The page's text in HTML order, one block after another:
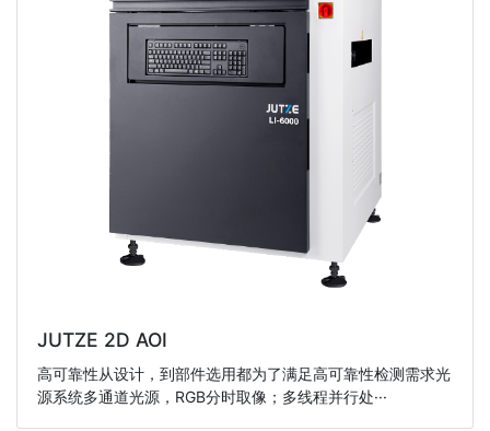
JUTZE 2D AOI
高可靠性从设计，到部件选用都为了满足高可靠性检测需求光
源系统多通道光源，RGB分时取像；多线程并行处···